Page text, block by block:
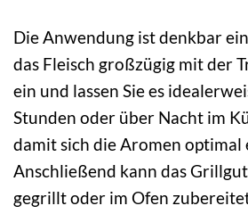
Die Anwendung ist denkbar
das Fleisch großzügig mit der
ein und lassen Sie es
Stunden oder über Nacht im
damit sich die Aromen optimal
Anschließend kann das
gegrillt oder im Ofen